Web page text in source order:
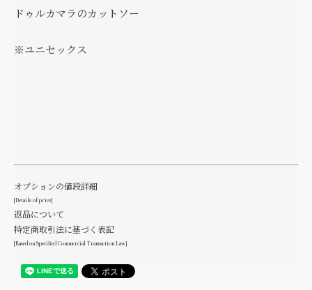
ドゥルカマラのカットソー
※ユニセックス
オプションの値段詳細
[Details of price]
返品について
特定商取引法に基づく表記
[Based on Specified Commercial Transaction Law]